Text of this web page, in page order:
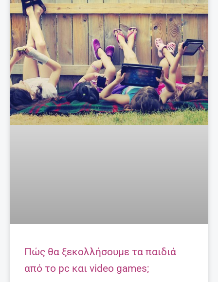
Πώς θα ξεκολλήσουμε τα παιδιά
από το pc και video games;